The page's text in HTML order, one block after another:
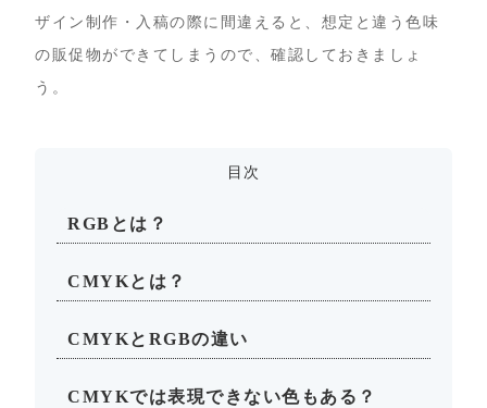
ザイン制作・入稿の際に間違えると、想定と違う色味
の販促物ができてしまうので、確認しておきましょ
う。
目次
RGBとは？
CMYKとは？
CMYKとRGBの違い
CMYKでは表現できない色もある？